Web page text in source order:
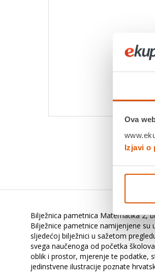
Ova
Izjavi o
Bilježnica pametnica Matematika 2,
Bilježnice pametnice namijenjene su
sljedećoj bilježnici u sažetom
svega naučenoga od početka
oblik i prostor, mjerenje te podatke,
jedinstvene ilustracije poznate